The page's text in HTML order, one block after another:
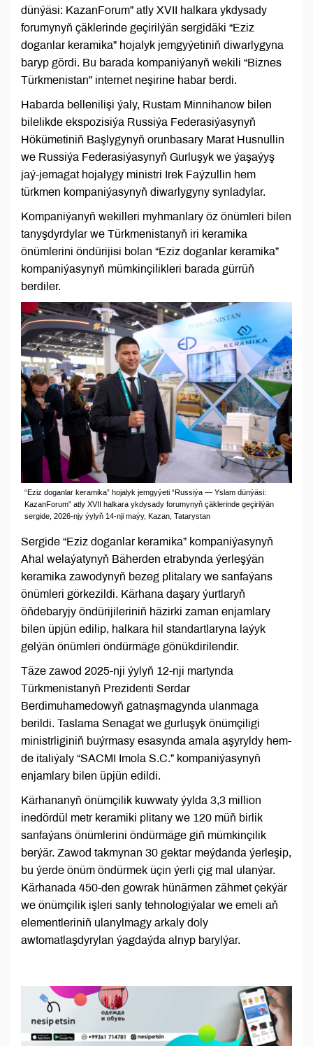
dünýäsi: KazanForum” atly XVII halkara ykdysady
forumynyň çäklerinde geçirilýän sergidäki “Eziz
doganlar keramika” hojalyk jemgyýetiniň diwarlygyna
baryp gördi. Bu barada kompaniýanyň wekili “Biznes
Türkmenistan” internet neşirine habar berdi.
Habarda bellenilişi ýaly, Rustam Minnihanow bilen
bilelikde ekspozisiýa Russiýa Federasiýasynyň
Hökümetiniň Başlygynyň orunbasary Marat Husnullin
we Russiýa Federasiýasynyň Gurluşyk we ýaşaýyş
jaý-jemagat hojalygy ministri Irek Faýzullin hem
türkmen kompaniýasynyň diwarlygyny synladylar.
Kompaniýanyň wekilleri myhmanlary öz önümleri bilen
tanyşdyrdylar we Türkmenistanyň iri keramika
önümlerini öndürijisi bolan “Eziz doganlar keramika”
kompaniýasynyň mümkinçilikleri barada gürrüň
berdiler.
“Eziz doganlar keramika” hojalyk jemgyýeti “Russiýa — Yslam dünýäsi:
KazanForum” atly XVII halkara ykdysady forumynyň çäklerinde geçirilýän
sergide, 2026-njy ýylyň 14-nji maýy, Kazan, Tatarystan
Sergide “Eziz doganlar keramika” kompaniýasynyň
Ahal welaýatynyň Bäherden etrabynda ýerleşýän
keramika zawodynyň bezeg plitalary we sanfaýans
önümleri görkezildi. Kärhana daşary ýurtlaryň
öňdebaryjy öndürijileriniň häzirki zaman enjamlary
bilen üpjün edilip, halkara hil standartlaryna laýyk
gelýän önümleri öndürmäge gönükdirilendir.
Täze zawod 2025-nji ýylyň 12-nji martynda
Türkmenistanyň Prezidenti Serdar
Berdimuhamedowyň gatnaşmagynda ulanmaga
berildi. Taslama Senagat we gurluşyk önümçiligi
ministrliginiň buýrmasy esasynda amala aşyryldy hem-
de italiýaly “SACMI Imola S.C.” kompaniýasynyň
enjamlary bilen üpjün edildi.
Kärhananyň önümçilik kuwwaty ýylda 3,3 million
inedördül metr keramiki plitany we 120 müň birlik
sanfaýans önümlerini öndürmäge giň mümkinçilik
berýär. Zawod takmynan 30 gektar meýdanda ýerleşip,
bu ýerde önüm öndürmek üçin ýerli çig mal ulanýar.
Kärhanada 450-den gowrak hünärmen zähmet çekýär
we önümçilik işleri sanly tehnologiýalar we emeli aň
elementleriniň ulanylmagy arkaly doly
awtomatlaşdyrylan ýagdaýda alnyp barylýar.